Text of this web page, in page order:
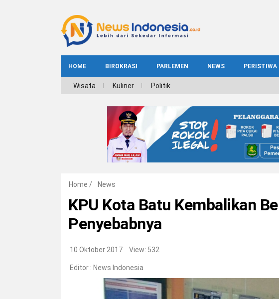
HOME BIROKRASI PARLEMEN NEWS PERISTIWA
INDEKS BIROKRASI
Wisata Kuliner Politik
Home / News
KPU Kota Batu Kembalikan
Penyebabnya
10 Oktober 2017 View: 532
Editor : News Indonesia